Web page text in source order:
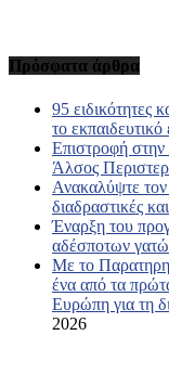
Πρόσφατα άρθρα
95 ειδικότητες
το
Επιστροφή
Άλσος
Ανακαλύψτε
διαδραστικές
Έναρξη του
αδέσποτων
Με το
ένα από τα
Ευρώπη για τη
2026